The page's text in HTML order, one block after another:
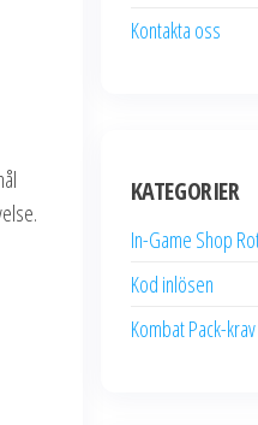
Kontakta oss
KATEGORIER
In-Game Shop
Kod inlösen
Kombat Pack-krav